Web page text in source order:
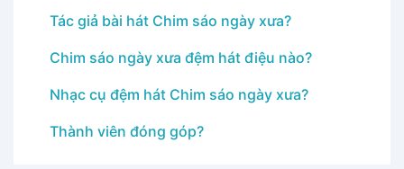
Tác giả bài hát Chim sáo ngày xưa?
Chim sáo ngày xưa đệm hát điệu nào?
Nhạc cụ đệm hát Chim sáo ngày xưa?
Thành viên đóng góp?